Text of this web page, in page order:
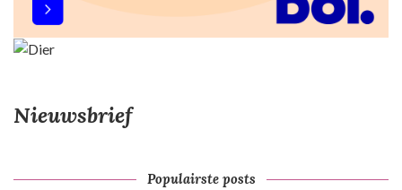
Nieuwsbrief
Populairste posts